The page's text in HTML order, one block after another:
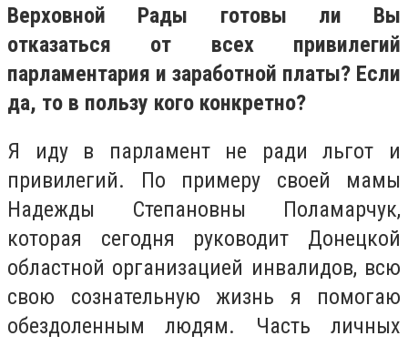
Верховной Рады готовы ли Вы
отказаться от всех привилегий
парламентария и заработной платы? Если
да, то в пользу кого конкретно?
Я иду в парламент не ради льгот и
привилегий. По примеру своей мамы
Надежды Степановны Поламарчук,
которая сегодня руководит Донецкой
областной организацией инвалидов, всю
свою сознательную жизнь я помогаю
обездоленным людям. Часть личных